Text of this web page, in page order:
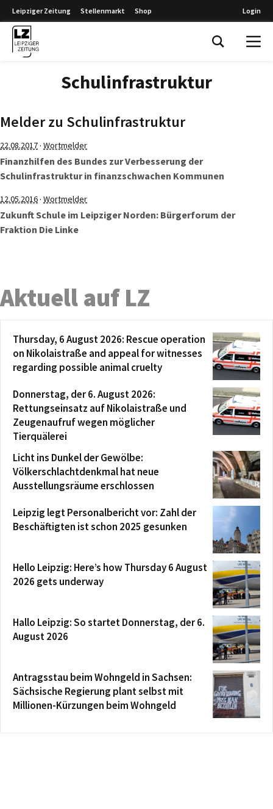
Leipziger Zeitung Stellenmarkt Shop Login
Schulinfrastruktur
Melder zu Schulinfrastruktur
22.08.2017· Wortmelder
Finanzhilfen des Bundes zur Verbesserung der
Schulinfrastruktur in finanzschwachen Kommunen
12.05.2016· Wortmelder
Zukunft Schule im Leipziger Norden: Bürgerforum der
Fraktion Die Linke
Aktuell auf LZ
Thursday, 6 August 2026: Rescue operation
on Nikolaistraße and appeal for witnesses
regarding possible animal cruelty
Donnerstag, der 6. August 2026:
Rettungseinsatz auf Nikolaistraße und
Zeugenaufruf wegen möglicher
Tierquälerei
Licht ins Dunkel der Gewölbe:
Völkerschlachtdenkmal hat neue
Ausstellungsräume erschlossen
Leipzig legt Personalbericht vor: Zahl der
Beschäftigten ist schon 2025 gesunken
Hello Leipzig: Here’s how Thursday 6 August
2026 gets underway
Hallo Leipzig: So startet Donnerstag, der 6.
August 2026
Antragsstau beim Wohngeld in Sachsen:
Sächsische Regierung plant selbst mit
Millionen-Kürzungen beim Wohngeld